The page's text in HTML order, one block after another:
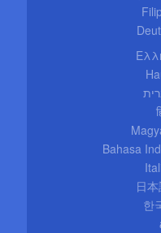
Bahasa
日
한